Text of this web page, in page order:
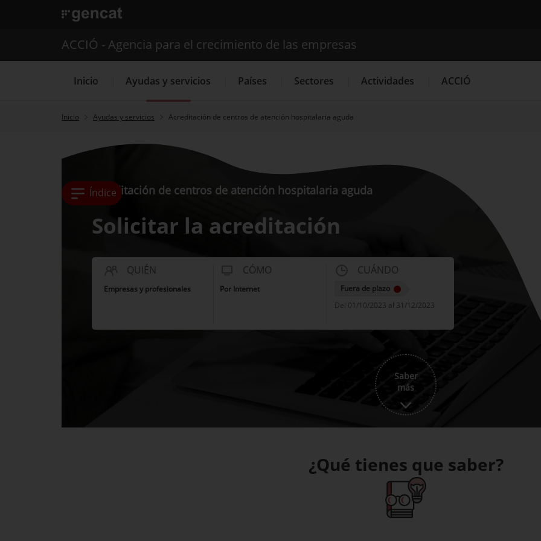
. Abrir en una nueva ventana.
Buscador
ACCIÓ - Agencia para el crecimiento de las empresas
Inicio Ayudas y servicios Países Sectores Actividades ACCIÓ
Inicio Ayudas y servicios Acreditación de centros de atención hospitalaria aguda
Índice
Acreditación de centros de atención hospitalaria aguda
Solicitar la acreditación
QUIÉN
Empresas y profesionales
CÓMO
Por Internet
CUÁNDO
Fuera de plazo
Del 01/10/2023 al 31/12/2023
Saber
más
¿Qué tienes que saber?